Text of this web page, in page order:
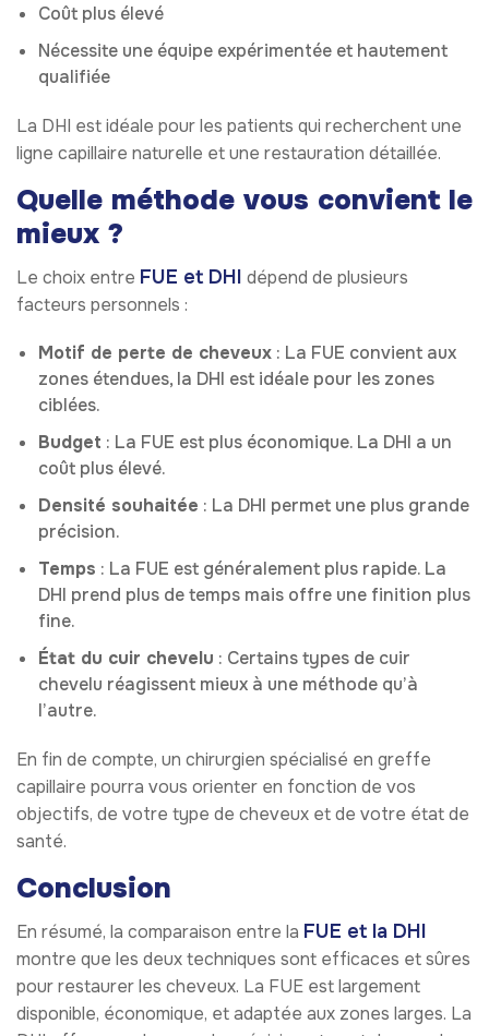
Coût plus élevé
Nécessite une équipe expérimentée et hautement
qualifiée
La DHI est idéale pour les patients qui recherchent une
ligne capillaire naturelle et une restauration détaillée.
Quelle méthode vous convient le
mieux ?
Le choix entre FUE et DHI dépend de plusieurs
facteurs personnels :
Motif de perte de cheveux : La FUE convient aux
zones étendues, la DHI est idéale pour les zones
ciblées.
Budget : La FUE est plus économique. La DHI a un
coût plus élevé.
Densité souhaitée : La DHI permet une plus grande
précision.
Temps : La FUE est généralement plus rapide. La
DHI prend plus de temps mais offre une finition plus
fine.
État du cuir chevelu : Certains types de cuir
chevelu réagissent mieux à une méthode qu’à
l’autre.
En fin de compte, un chirurgien spécialisé en greffe
capillaire pourra vous orienter en fonction de vos
objectifs, de votre type de cheveux et de votre état de
santé.
Conclusion
En résumé, la comparaison entre la FUE et la DHI
montre que les deux techniques sont efficaces et sûres
pour restaurer les cheveux. La FUE est largement
disponible, économique, et adaptée aux zones larges. La